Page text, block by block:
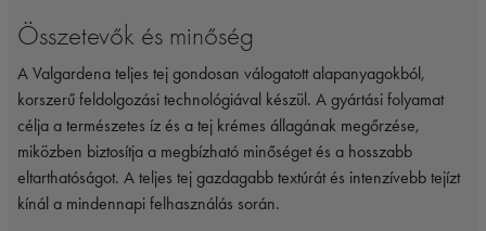
Összetevők és minőség
A Valgardena teljes tej gondosan válogatott alapanyagokból,
korszerű feldolgozási technológiával készül. A gyártási folyamat
célja a természetes íz és a tej krémes állagának megőrzése,
miközben biztosítja a megbízható minőséget és a hosszabb
eltarthatóságot. A teljes tej gazdagabb textúrát és intenzívebb tejízt
kínál a mindennapi felhasználás során.